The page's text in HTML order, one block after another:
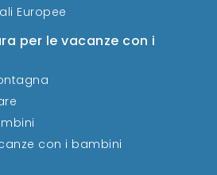
Europee
per le vacanze con i
con i bambini